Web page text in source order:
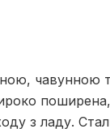
чавунною
поширена,
з ладу.